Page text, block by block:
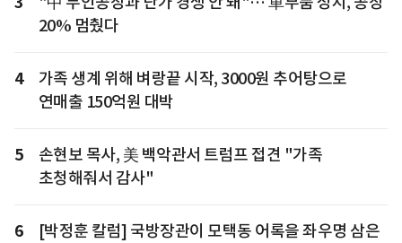
20% 멈췄다
4
가족 생계 위해 벼랑끝 시작, 3000원 추어탕으로
연매출 150억원 대박
5
손현보 목사, 美 백악관서 트럼프 접견 "가족
초청해줘서 감사"
6
[박정훈 칼럼] 국방장관이 모택동 어록을 좌우명 삼은